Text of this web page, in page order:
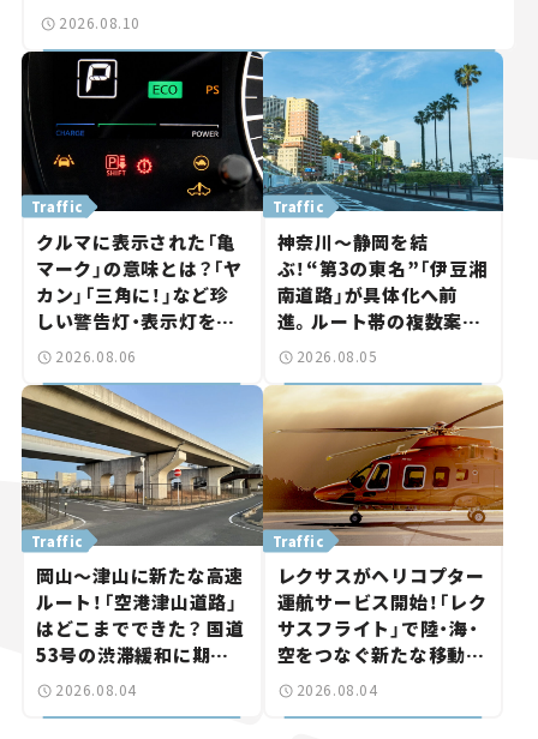
2026.08.10
クルマに表示された「亀
マーク」の意味とは？「ヤ
カン」「三角に！」など珍
しい警告灯・表示灯を解
説。 意外と便利なマーク
Traffic
2026.08.06
神奈川～静岡を結
ぶ！“第3の東名”「伊豆湘
南道路」が具体化へ前
進。ルート帯の複数案検
討へ。熱海まで信号ゼロ
道路計画】
Traffic
2026.08.05
岡山～津山に新たな高速
ルート！「空港津山道路」
はどこまでできた？ 国道
53号の渋滞緩和に期待。
岡山市側でも動きが【い
Traffic
2026.08.04
レクサスがヘリコプター
運航サービス開始！「レク
サスフライト」で陸・海・
空をつなぐ新たな移動体
験とは
Traffic
2026.08.04